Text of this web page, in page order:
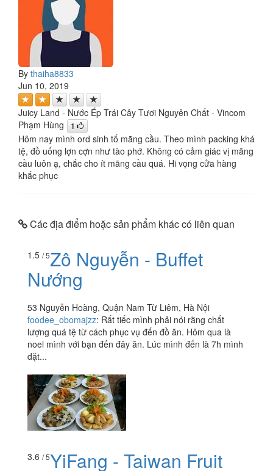
By thaiha8833
Jun 10, 2019
Juicy Land - Nước Ép Trái Cây Tươi Nguyên Chất - Vincom
Phạm Hùng
1
Hôm nay mình ord sinh tố mãng cầu. Theo mình packing khá
tệ, đồ uống lợn cợn như tào phớ. Không có cảm giác vị mãng
cầu luôn ạ, chắc cho ít mãng cầu quá. Hi vọng cửa hàng
khắc phục
Các địa điểm hoặc sản phẩm khác có liên quan
1.5 / 5Zô Nguyễn - Buffet
Nướng
53 Nguyễn Hoàng, Quận Nam Từ Liêm, Hà Nội
foodee_obomajzz: Rất tiếc mình phải nói rằng chất
lượng quá tệ từ cách phục vụ đến đồ ăn. Hôm qua là
noel mình với bạn đến đây ăn. Lúc mình đến là 7h mình
đặt...
3.6 / 5YiFang - Taiwan Fruit